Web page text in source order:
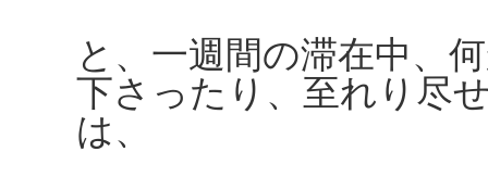
と、一週間の滞在中、
下さったり、至れり尽
は、